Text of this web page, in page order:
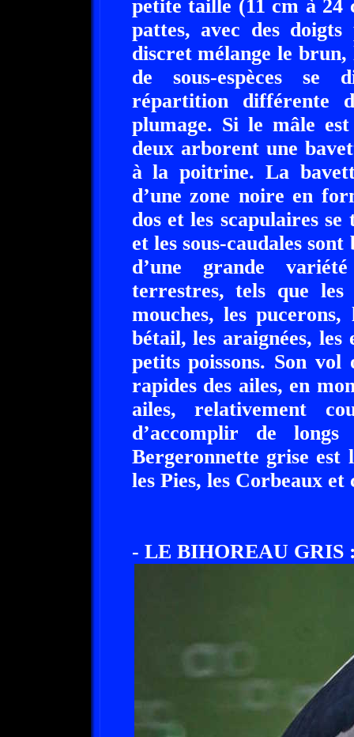
petite taille (11 cm à 24
pattes, avec des doigts
discret mélange le
de sous-espèces se
répartition différente
plumage. Si le mâle
deux arborent une
à la poitrine. La
d’une zone noire en
dos et les scapulaires
et les sous-caudales
d’une grande
terrestres, tels que
mouches, les
bétail, les araignées, les
petits poissons. Son
rapides des ailes, en
ailes, relativement
d’accomplir de longs
Bergeronnette grise est
les Pies, les Corbeaux et
- LE BIHOREAU GRIS